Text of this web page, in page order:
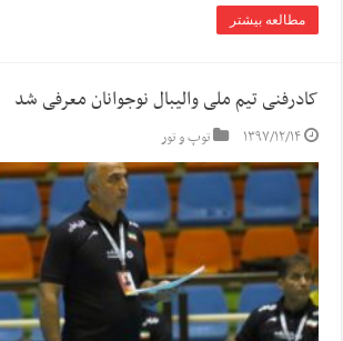
مطالعه بیشتر
کادرفنی تیم ملی والیبال نوجوانان معرفی شد
۱۳۹۷/۱۲/۱۴ توپ و تور